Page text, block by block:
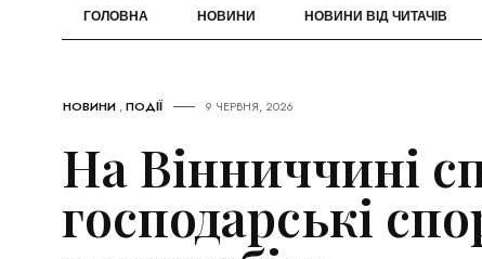
ГОЛОВНА НОВИНИ НОВИНИ ВІД ЧИТАЧІВ
НОВИНИ ,ПОДІЇ 9 ЧЕРВНЯ, 2026
На Вінниччині
господарські